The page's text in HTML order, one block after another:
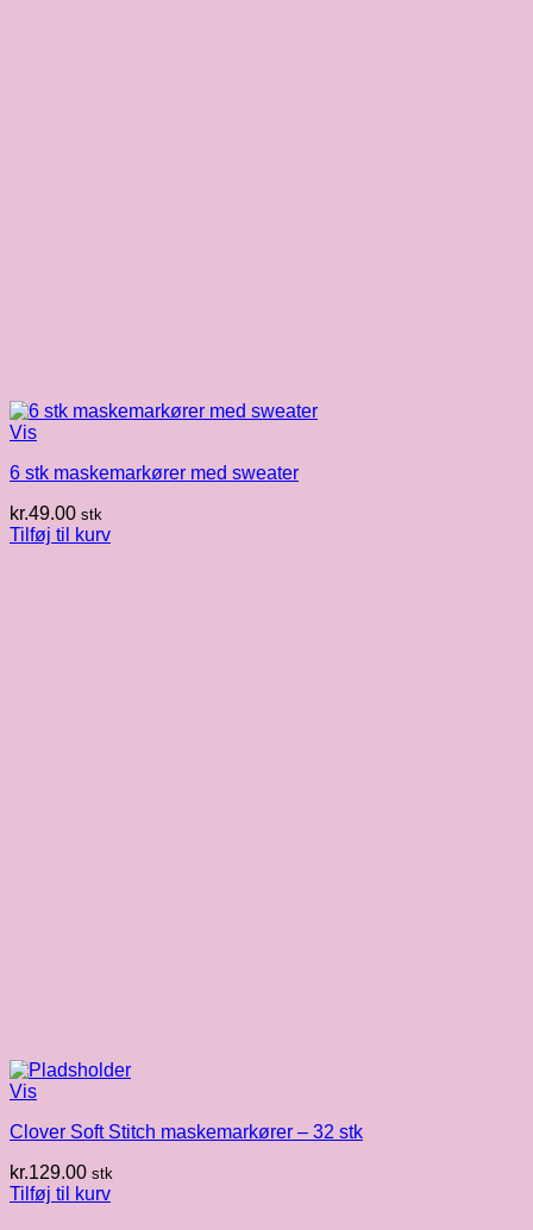
Vis
6 stk maskemarkører med sweater
kr.49.00 stk
Tilføj til kurv
Vis
Clover Soft Stitch maskemarkører – 32 stk
kr.129.00 stk
Tilføj til kurv